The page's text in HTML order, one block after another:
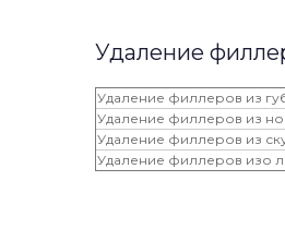
Удаление
Удаление филлеров из
Удаление филлеров из
Удаление филлеров из
Удаление филлеров изо